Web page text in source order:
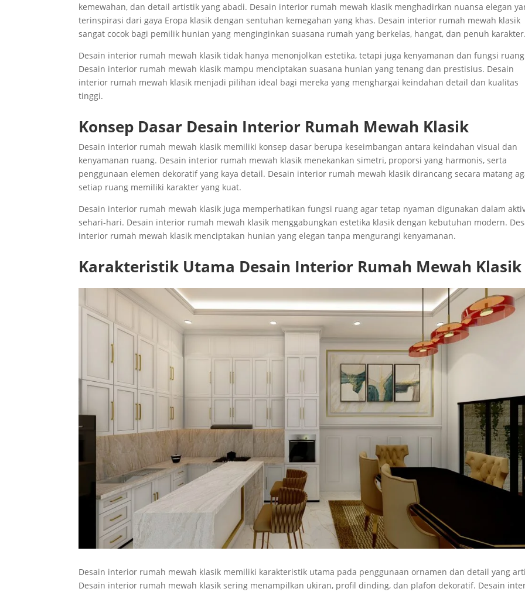
kemewahan, dan detail artistik yang abadi. Desain interior rumah mewah klasik menghadirkan nuansa elegan
terinspirasi dari gaya Eropa klasik dengan sentuhan kemegahan yang khas. Desain interior rumah mewah klasik
sangat cocok bagi pemilik hunian yang menginginkan suasana rumah yang berkelas, hangat, dan penuh
Desain interior rumah mewah klasik tidak hanya menonjolkan estetika, tetapi juga kenyamanan dan fungsi
Desain interior rumah mewah klasik mampu menciptakan suasana hunian yang tenang dan prestisius. Desain
interior rumah mewah klasik menjadi pilihan ideal bagi mereka yang menghargai keindahan detail dan kualitas
tinggi.
Konsep Dasar Desain Interior Rumah Mewah Klasik
Desain interior rumah mewah klasik memiliki konsep dasar berupa keseimbangan antara keindahan visual dan
kenyamanan ruang. Desain interior rumah mewah klasik menekankan simetri, proporsi yang harmonis, serta
penggunaan elemen dekoratif yang kaya detail. Desain interior rumah mewah klasik dirancang secara matang
setiap ruang memiliki karakter yang kuat.
Desain interior rumah mewah klasik juga memperhatikan fungsi ruang agar tetap nyaman digunakan dalam
sehari-hari. Desain interior rumah mewah klasik menggabungkan estetika klasik dengan kebutuhan modern.
interior rumah mewah klasik menciptakan hunian yang elegan tanpa mengurangi kenyamanan.
Karakteristik Utama Desain Interior Rumah Mewah Klasik
Desain interior rumah mewah klasik memiliki karakteristik utama pada penggunaan ornamen dan detail yang
Desain interior rumah mewah klasik sering menampilkan ukiran, profil dinding, dan plafon dekoratif. Desain